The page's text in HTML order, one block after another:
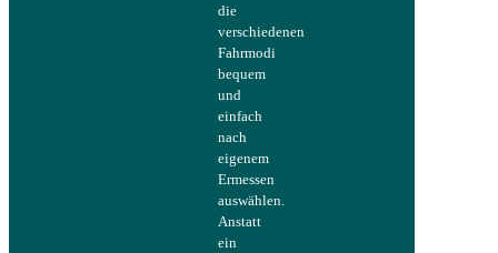
die
verschiedenen
Fahrmodi
bequem
und
einfach
nach
eigenem
Ermessen
auswählen.
Anstatt
ein